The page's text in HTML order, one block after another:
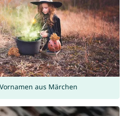
aus Märchen